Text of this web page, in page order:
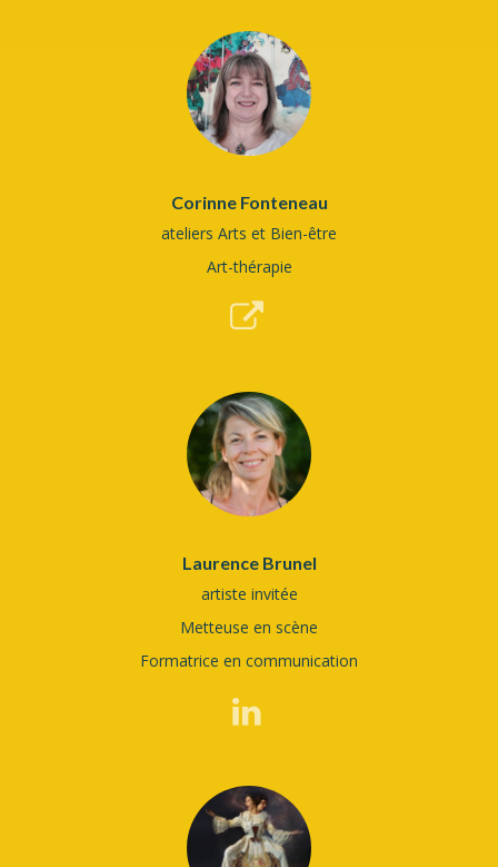
Corinne Fonteneau
ateliers Arts et Bien-être
Art-thérapie
Laurence Brunel
artiste invitée
Metteuse en scène
Formatrice en communication